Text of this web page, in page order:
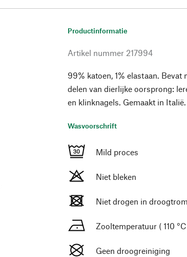
Productinformatie
Artikel nummer 217994
99% katoen, 1% elastaan. Bevat
delen van dierlijke oorsprong:
en klinknagels. Gemaakt in Italië.
Wasvoorschrift
Mild proces
Niet bleken
Niet drogen in
Zooltemperatuur ( 110
Geen droogreiniging